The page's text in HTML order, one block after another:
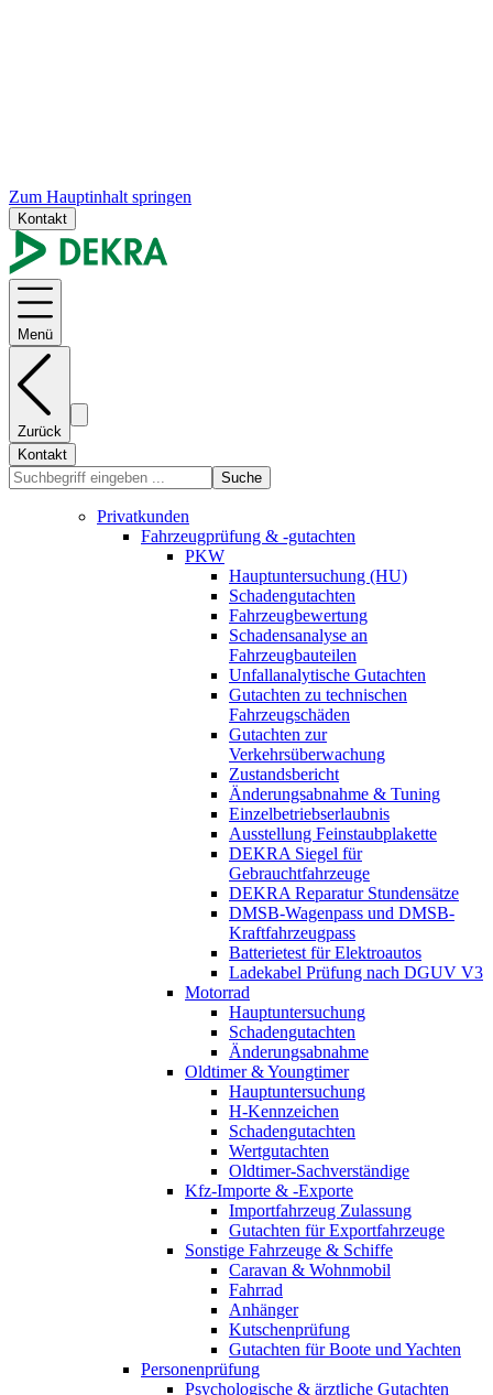
Zum Hauptinhalt springen
Kontakt
Menü
Zurück
Kontakt
Suche
Privatkunden
Fahrzeugprüfung & -gutachten
PKW
Hauptuntersuchung (HU)
Schadengutachten
Fahrzeugbewertung
Schadensanalyse an
Fahrzeugbauteilen
Unfallanalytische Gutachten
Gutachten zu technischen
Fahrzeugschäden
Gutachten zur
Verkehrsüberwachung
Zustandsbericht
Änderungsabnahme & Tuning
Einzelbetriebserlaubnis
Ausstellung Feinstaubplakette
DEKRA Siegel für
Gebrauchtfahrzeuge
DEKRA Reparatur Stundensätze
DMSB-Wagenpass und DMSB-
Kraftfahrzeugpass
Batterietest für Elektroautos
Ladekabel Prüfung nach DGUV V3
Motorrad
Hauptuntersuchung
Schadengutachten
Änderungsabnahme
Oldtimer & Youngtimer
Hauptuntersuchung
H-Kennzeichen
Schadengutachten
Wertgutachten
Oldtimer-Sachverständige
Kfz-Importe & -Exporte
Importfahrzeug Zulassung
Gutachten für Exportfahrzeuge
Sonstige Fahrzeuge & Schiffe
Caravan & Wohnmobil
Fahrrad
Anhänger
Kutschenprüfung
Gutachten für Boote und Yachten
Personenprüfung
Psychologische & ärztliche Gutachten